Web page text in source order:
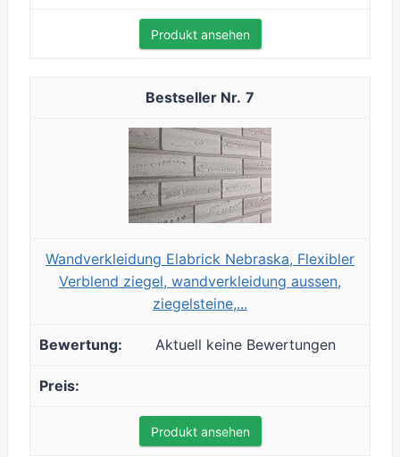
Produkt ansehen
7
Wandverkleidung Elabrick Nebraska, Flexibler
Verblend ziegel, wandverkleidung aussen,
ziegelsteine,...
Aktuell keine Bewertungen
Produkt ansehen